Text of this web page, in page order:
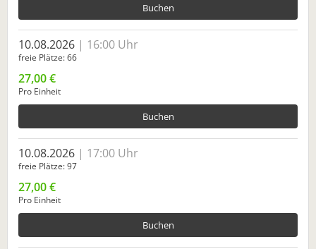
Buchen
10.08.2026 16:00 Uhr
freie Plätze 66
27,00 €
Pro Einheit
Buchen
10.08.2026 17:00 Uhr
freie Plätze 97
27,00 €
Pro Einheit
Buchen